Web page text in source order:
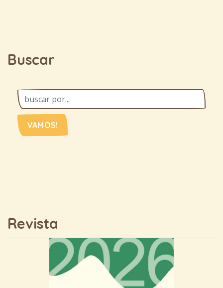
Buscar
VAMOS!
Revista